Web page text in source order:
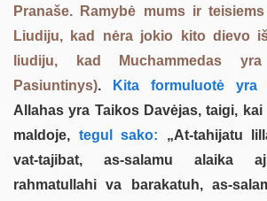
Pranaše. Ramybė mums ir
Liudiju, kad nėra jokio kito dievo
liudiju, kad Muchammedas
Pasiuntinys). Kita formuluotė yra
Allahas yra Taikos Davėjas, taigi,
maldoje, tegul sako: „At-tahijatu
vat-tajibat, as-salamu alaika
rahmatullahi va barakatuh, as-